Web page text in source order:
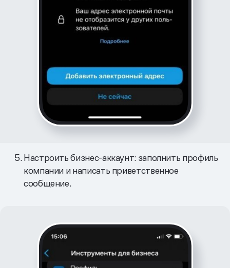
Настроить бизнес-аккаунт: заполнить профиль
компании и написать приветственное
сообщение.